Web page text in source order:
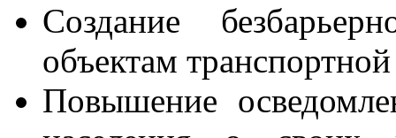
Создание
объектам
Повышение